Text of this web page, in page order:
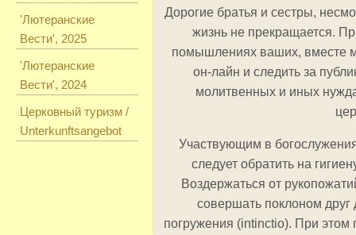
'Лютеранские
Вести', 2025
'Лютеранские
Вести', 2024
Церковный туризм /
Unterkunftsangebot
Дорогие братья и сестры,
жизнь не прекращается.
помышлениях ваших, вместе
он-лайн и следить за
молитвенных и иных
Участвующим в
следует обратить на
Воздержаться от
совершать поклоном друг
погружения (intinctio). При этом